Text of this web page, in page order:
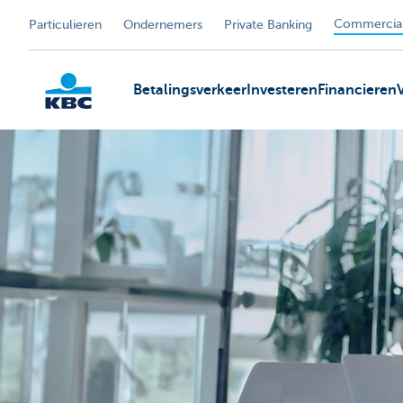
Particulieren Ondernemers Private Banking
KBC
Betalingsverkeer Investeren Financieren